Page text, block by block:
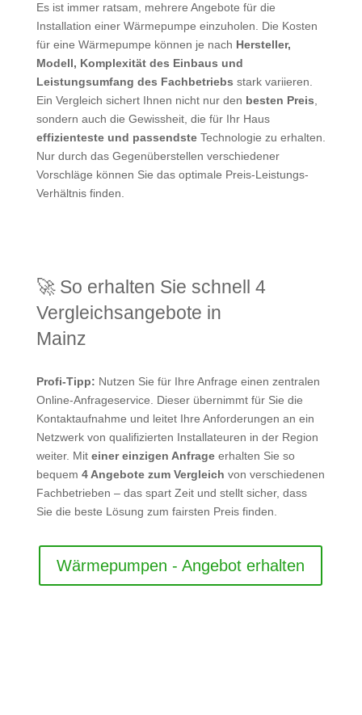
Es ist immer ratsam, mehrere Angebote für die
Installation einer Wärmepumpe einzuholen. Die Kosten
für eine Wärmepumpe können je nach Hersteller,
Modell, Komplexität des Einbaus und
Leistungsumfang des Fachbetriebs stark variieren.
Ein Vergleich sichert Ihnen nicht nur den besten Preis
sondern auch die Gewissheit, die für Ihr Haus
effizienteste und passendsteTechnologie zu erhalten.
Nur durch das Gegenüberstellen verschiedener
Vorschläge können Sie das optimale Preis-Leistungs-
Verhältnis finden.
🚀 So erhalten Sie schnell 4
Vergleichsangebote in
Mainz
Profi-Tipp: Nutzen Sie für Ihre Anfrage einen zentralen
Online-Anfrageservice. Dieser übernimmt für Sie die
Kontaktaufnahme und leitet Ihre Anforderungen an ein
Netzwerk von qualifizierten Installateuren in der Region
weiter. Mit einer einzigen Anfrageerhalten Sie so
bequem 4 Angebote zum Vergleich von verschiedenen
Fachbetrieben – das spart Zeit und stellt sicher, dass
Sie die beste Lösung zum fairsten Preis finden.
Wärmepumpen - Angebot erhalten